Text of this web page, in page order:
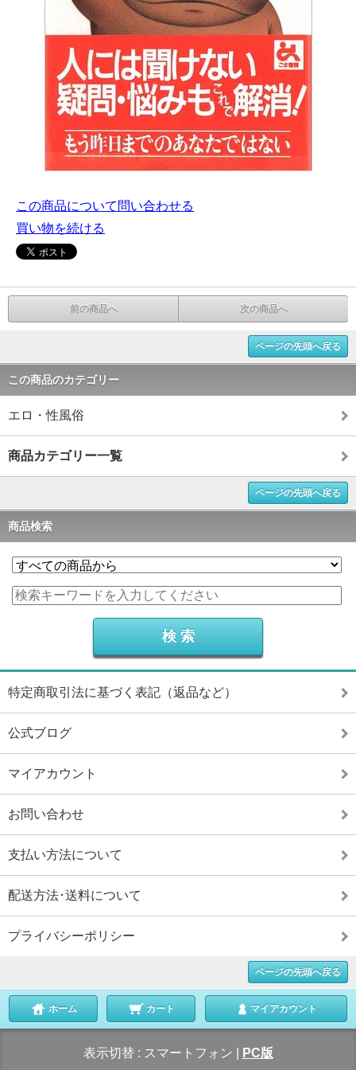
この商品について問い合わせる
買い物を続ける
前の商品へ 次の商品へ
ページの先頭へ戻る
この商品のカテゴリー
エロ・性風俗
商品カテゴリー一覧
ページの先頭へ戻る
商品検索
特定商取引法に基づく表記（返品など）
公式ブログ
マイアカウント
お問い合わせ
支払い方法について
配送方法･送料について
プライバシーポリシー
ページの先頭へ戻る
ホーム カート マイアカウント
表示切替 : スマートフォン PC版